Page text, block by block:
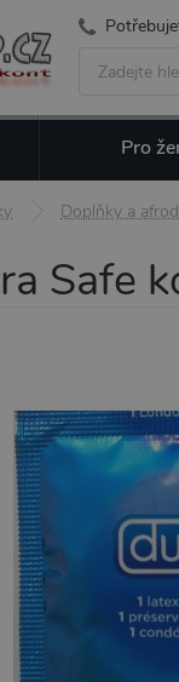
Pro
Doplňky a
Safe